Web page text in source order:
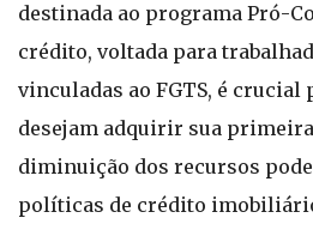
destinada ao programa Pró-
crédito, voltada para
vinculadas ao FGTS, é crucial
desejam adquirir sua
diminuição dos recursos
políticas de crédito